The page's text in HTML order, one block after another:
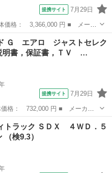
提携サイト 7月29日
ル ■ グレード名： ｅ：ＨＥ
システム 禁煙車 電動リアゲ
Ｇ エアロ ジャストセレク
明書，保証書，ＴＶ …
提携サイト 7月29日
■ グレード名： Ｇ エア
，保証書，ＴＶ Ｂｌｕｅｔ
トラック ＳＤＸ ４ＷＤ．５
（検9.3）